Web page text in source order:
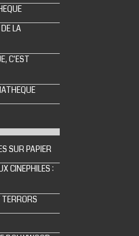
LA
C'EST
SUR PAPIER
CINEPHILES :
TERRORS